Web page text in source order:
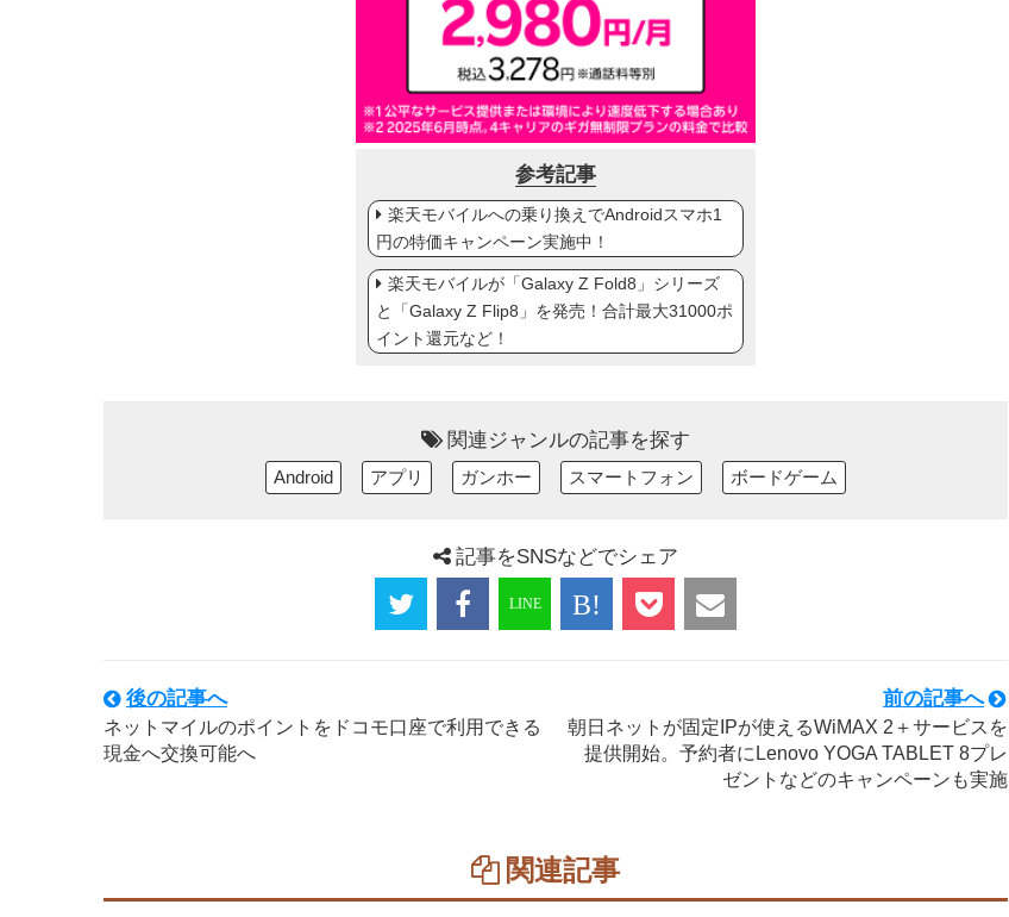
参考記事
楽天モバイルへの乗り換えでAndroidスマホ1
円の特価キャンペーン実施中！
楽天モバイルが「Galaxy Z Fold8」シリーズ
と「Galaxy Z Flip8」を発売！合計最大31000ポ
イント還元など！
関連ジャンルの記事を探す
Android アプリ ガンホー スマートフォン ボードゲーム
記事をSNSなどでシェア
後の記事へ
ネットマイルのポイントをドコモ口座で利用できる
現金へ交換可能へ
前の記事へ
朝日ネットが固定IPが使えるWiMAX 2＋サービスを
提供開始。予約者にLenovo YOGA TABLET 8プレ
ゼントなどのキャンペーンも実施
関連記事